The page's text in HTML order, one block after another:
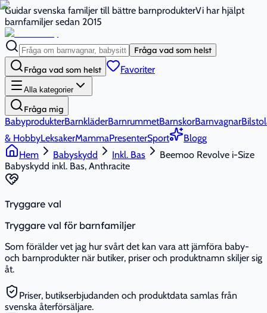
Guidar svenska familjer till bättre barnprodukterVi har hjälpt
barnfamiljer sedan 2015
Fråga vad som helst
Fråga vad som helst Favoriter
Alla kategorier
Fråga mig
BabyprodukterBarnkläderBarnrummetBarnskorBarnvagnar
& HobbyLeksakerMammaPresenterSport
Blogg
Hem
Babyskydd Inkl. Bas
Beemoo Revolve i-Size
Babyskydd inkl. Bas, Anthracite
Tryggare val
Tryggare val för barnfamiljer
Som förälder vet jag hur svårt det kan vara att jämföra baby-
och barnprodukter när butiker, priser och produktnamn skiljer sig
åt.
Priser, butikserbjudanden och produktdata samlas från
svenska återförsäljare.